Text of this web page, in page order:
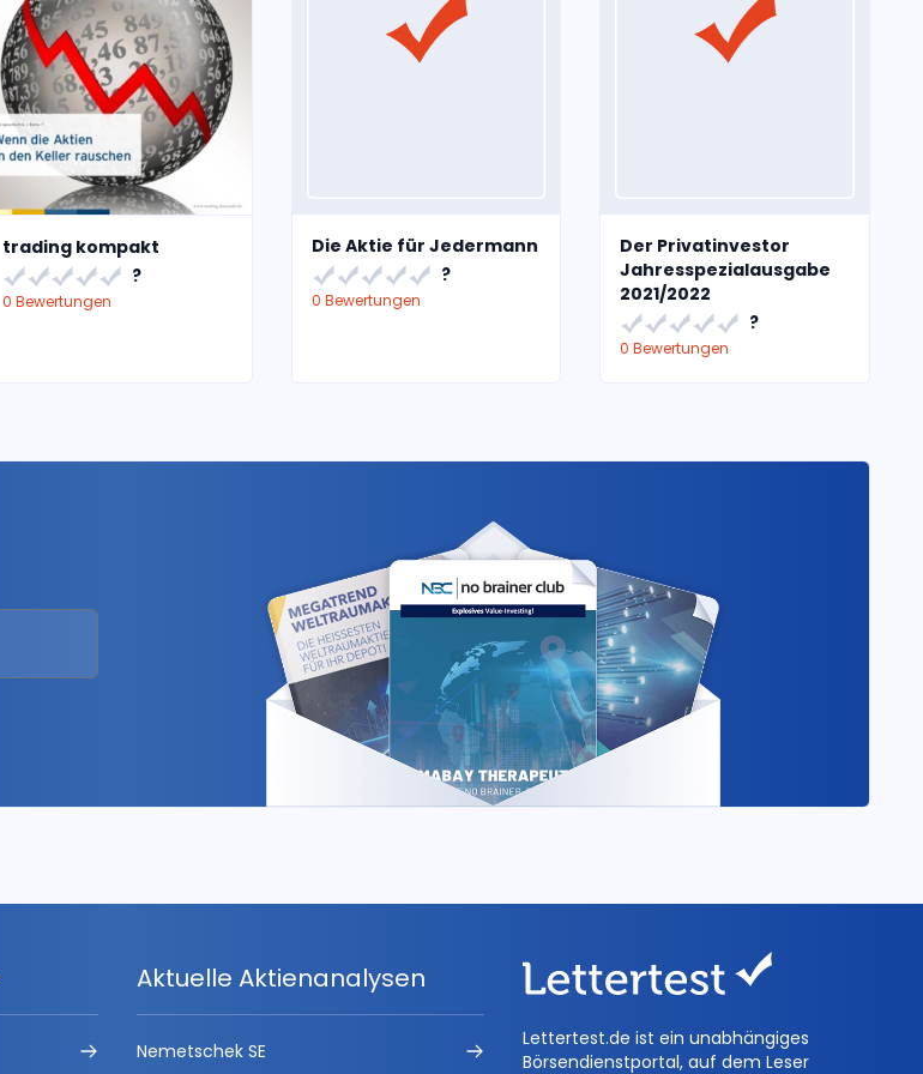
trading kompakt
?
0 Bewertungen
Die Aktie für Jedermann
?
0 Bewertungen
Der Privatinvestor
Jahresspezialausgabe
2021/2022
?
0 Bewertungen
Aktuelle Aktienanalysen
Nemetschek SE
Lettertest.de ist ein unabhängiges
Börsendienstportal, auf dem Leser